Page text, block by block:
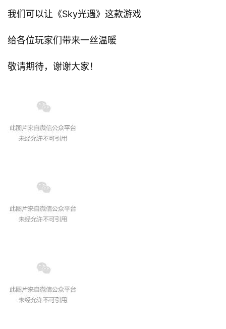
上
站
中
我们可以让《Sky光遇》这款游戏
给各位玩家们带来一丝温暖
敬请期待，谢谢大家！